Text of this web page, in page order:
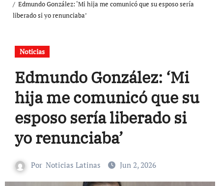
Edmundo González: ‘Mi hija me comunicó que su esposo sería
liberado si yo renunciaba’
Noticias
Edmundo González: ‘Mi
hija me comunicó que su
esposo sería liberado si
yo renunciaba’
Por Noticias Latinas Jun 2, 2026